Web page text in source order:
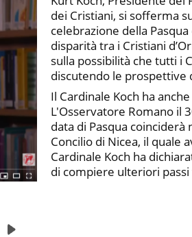
dei Cristiani, si sofferma
celebrazione della
disparità tra i Cristiani
sulla possibilità che tutti i
discutendo le prospettive
Il Cardinale Koch ha
L'Osservatore Romano il
data di Pasqua
Concilio di Nicea, il quale
Cardinale Koch ha
di compiere ulteriori